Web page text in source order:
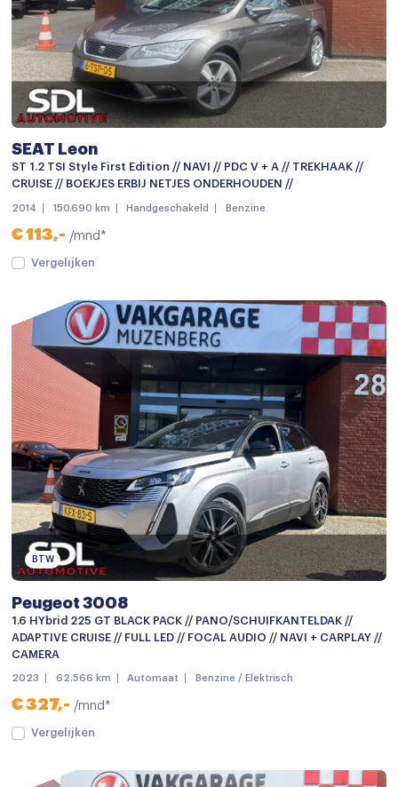
SEAT Leon
ST 1.2 TSI Style First Edition // NAVI // PDC V + A // TREKHAAK //
CRUISE // BOEKJES ERBIJ NETJES ONDERHOUDEN //
2014 150.690 km Handgeschakeld Benzine
€ 113,- /mnd*
Vergelijken
BTW
Peugeot 3008
1.6 HYbrid 225 GT BLACK PACK // PANO/SCHUIFKANTELDAK //
ADAPTIVE CRUISE // FULL LED // FOCAL AUDIO // NAVI + CARPLAY //
CAMERA
2023 62.566 km Automaat Benzine / Elektrisch
€ 327,- /mnd*
Vergelijken